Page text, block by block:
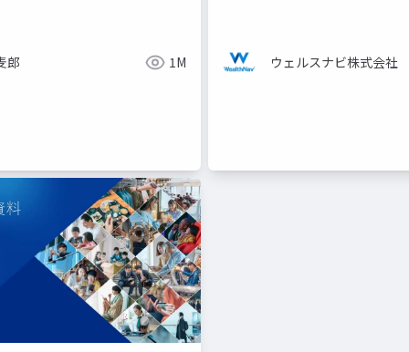
郎 1M ウェルスナビ株式会社